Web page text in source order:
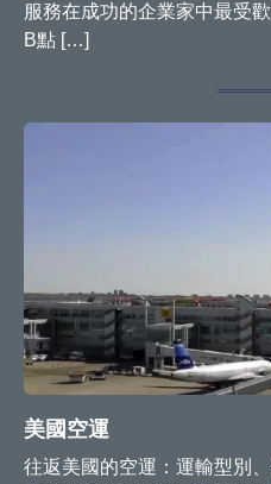
服務在成功的企業家中最受
B點 […]
美國空運
往返美國的空運：運輸型別